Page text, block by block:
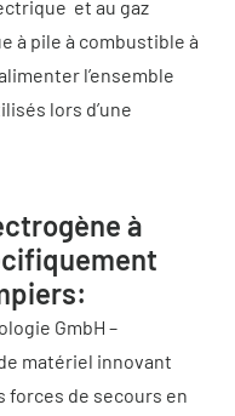
et au gaz
à pile à combustible à
l’ensemble
lors d’une
à
GmbH –
matériel innovant
forces de secours en